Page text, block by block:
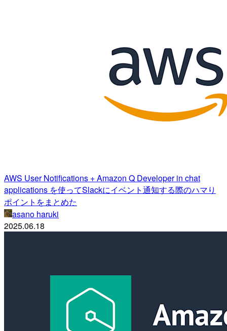
AWS User Notifications + Amazon Q Developer in chat
applications を使ってSlackにイベント通知する際のハマり
ポイントをまとめた
asano haruki
2025.06.18